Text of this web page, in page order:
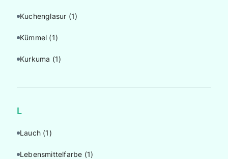
Kuchenglasur (1)
Kümmel (1)
Kurkuma (1)
L
Lauch (1)
Lebensmittelfarbe (1)